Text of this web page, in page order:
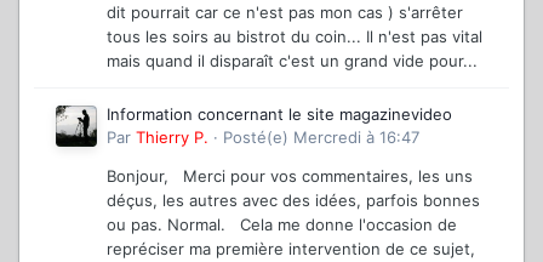
dit pourrait car ce n'est pas mon cas ) s'arrêter
tous les soirs au bistrot du coin... Il n'est pas vital
mais quand il disparaît c'est un grand vide pour...
Information concernant le site magazinevideo
Par Thierry P. · Posté(e) Mercredi à 16:47
Bonjour, Merci pour vos commentaires, les uns
déçus, les autres avec des idées, parfois bonnes
ou pas. Normal. Cela me donne l'occasion de
repréciser ma première intervention de ce sujet,